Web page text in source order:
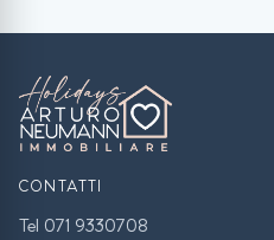
CONTATTI
Tel 071 9330708